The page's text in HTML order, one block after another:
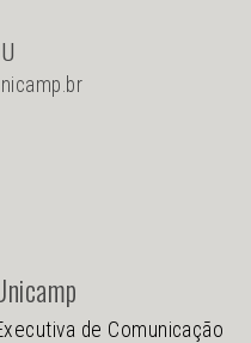
de Comunicação